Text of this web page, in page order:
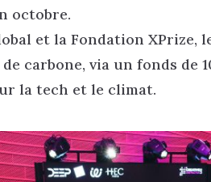
octobre.
et la Fondation
carbone, via un fonds
la tech et le climat.